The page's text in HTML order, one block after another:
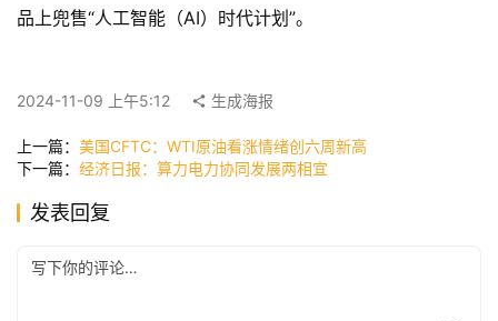
首
讯
司
品上兜售“人工智能（AI）时代计划”。
2024-11-09 上午5:12 生成海报
上一篇： 美国CFTC：WTI原油看涨情绪创六周新高
下一篇： 经济日报：算力电力协同发展两相宜
发表回复